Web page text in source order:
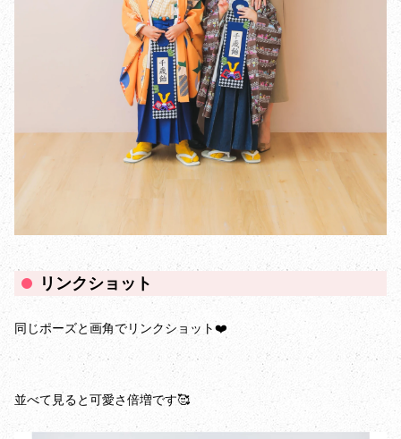
リンクショット
同じポーズと画角でリンクショット❤️
並べて見ると可愛さ倍増です🥰